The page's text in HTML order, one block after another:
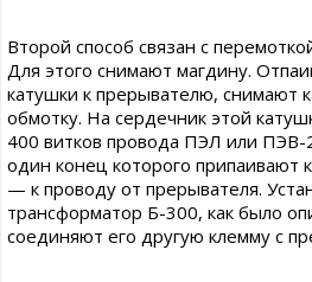
Второй способ связан с
Для этого снимают магдину.
катушки к прерывателю, снимают
обмотку. На сердечник этой
400 витков провода ПЭЛ или
один конец которого припаивают
— к проводу от прерывателя.
трансформатор Б-300, как было
соединяют его другую клемму с